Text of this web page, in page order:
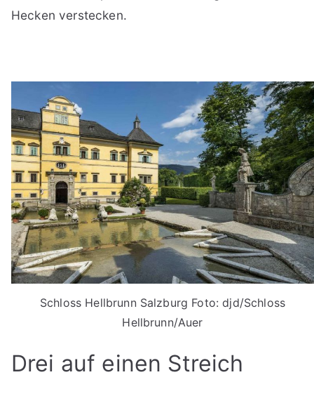
Hecken verstecken.
Schloss Hellbrunn Salzburg Foto: djd/Schloss
Hellbrunn/Auer
Drei auf einen Streich